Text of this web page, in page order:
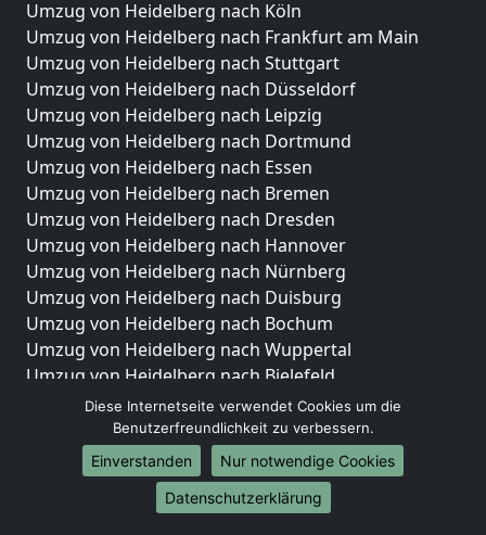
Umzug von Heidelberg nach Köln
Umzug von Heidelberg nach Frankfurt am Main
Umzug von Heidelberg nach Stuttgart
Umzug von Heidelberg nach Düsseldorf
Umzug von Heidelberg nach Leipzig
Umzug von Heidelberg nach Dortmund
Umzug von Heidelberg nach Essen
Umzug von Heidelberg nach Bremen
Umzug von Heidelberg nach Dresden
Umzug von Heidelberg nach Hannover
Umzug von Heidelberg nach Nürnberg
Umzug von Heidelberg nach Duisburg
Umzug von Heidelberg nach Bochum
Umzug von Heidelberg nach Wuppertal
Umzug von Heidelberg nach Bielefeld
Umzug von Heidelberg nach Bonn
Umzug von Heidelberg nach Münster
Internationale-Umzüge
Umzug von Heidelberg nach Brasilien
Diese Internetseite verwendet Cookies um die
Benutzerfreundlichkeit zu verbessern.
Einverstanden
Nur notwendige Cookies
Datenschutzerklärung